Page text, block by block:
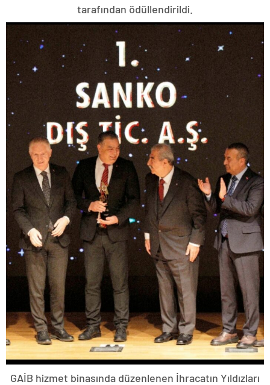
tarafından ödüllendirildi.
GAİB hizmet binasında düzenlenen İhracatın Yıldızları